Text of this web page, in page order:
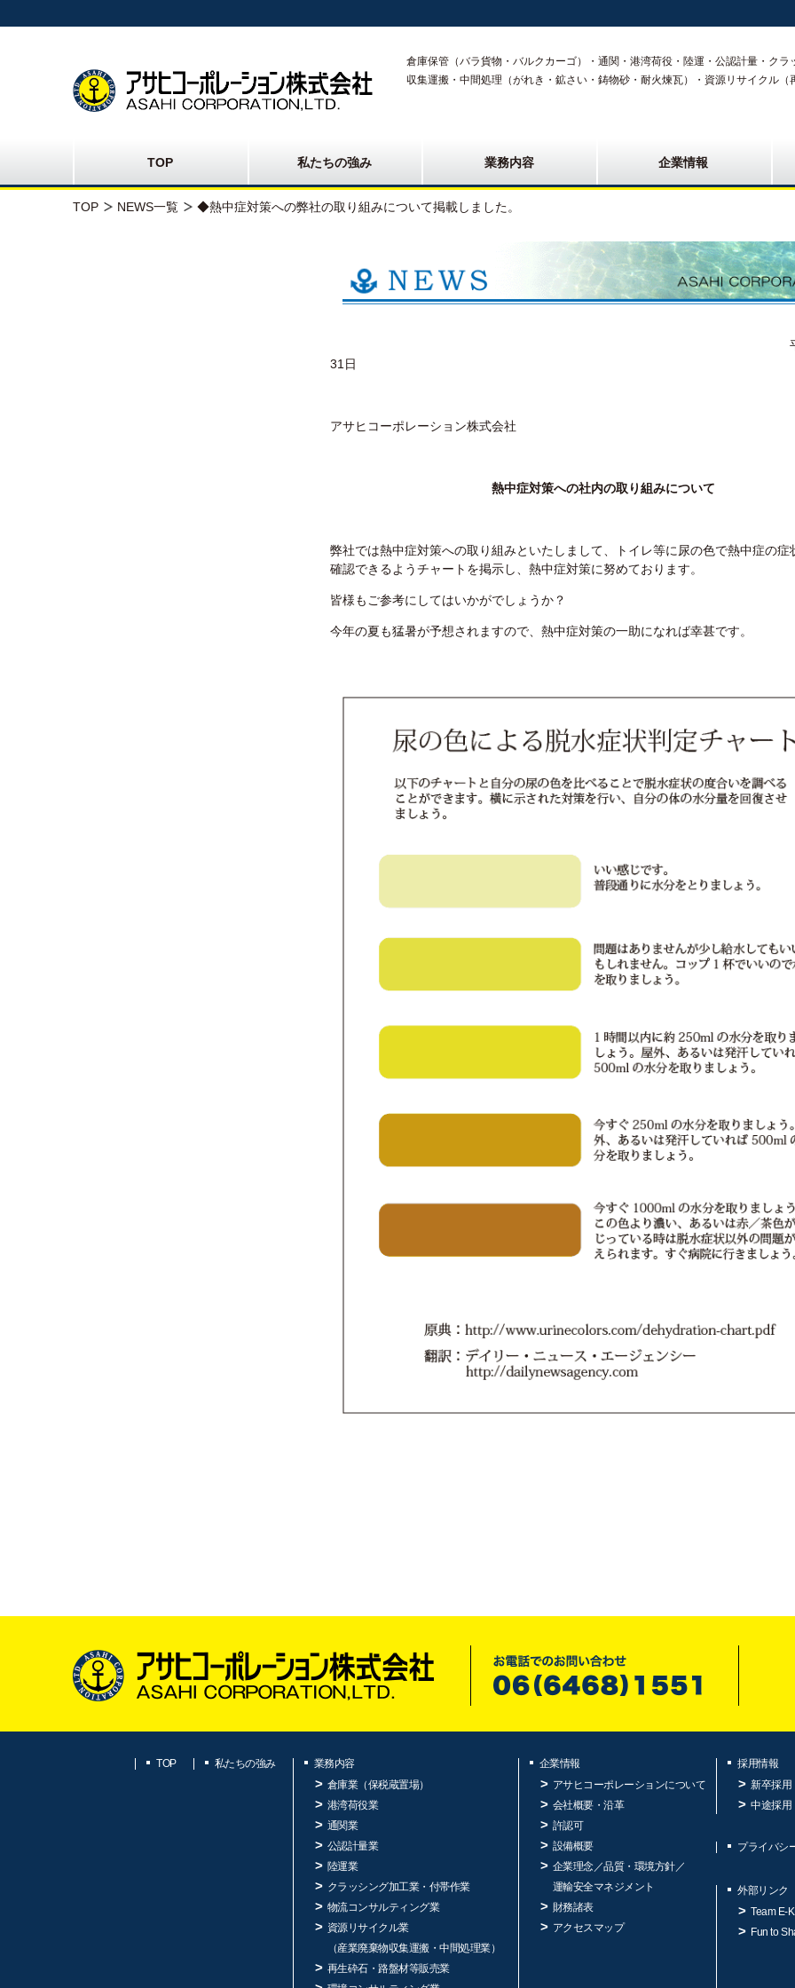
倉庫保管（バラ貨物・バルクカーゴ）・通関・港湾荷役・陸運・公認計量・クラ
収集運搬・中間処理（がれき・鉱さい・鋳物砂・耐火煉瓦）・資源リサイクル（
TOP 私たちの強み 業務内容 企業情報
TOP NEWS一覧 ◆熱中症対策への弊社の取り組みについて掲載しました。
平成29年5
31日
アサヒコーポレーション株式会社
熱中症対策への社内の取り組みについて
弊社では熱中症対策への取り組みといたしまして、トイレ等に尿の色で熱中症の症
確認できるようチャートを掲示し、熱中症対策に努めております。
皆様もご参考にしてはいかがでしょうか？
今年の夏も猛暑が予想されますので、熱中症対策の一助になれば幸甚です。
TOP 私たちの強み
業務内容
倉庫業（保税蔵置場）
港湾荷役業
通関業
公認計量業
陸運業
クラッシング加工業・付帯作業
物流コンサルティング業
資源リサイクル業
（産業廃棄物収集運搬・中間処理業）
再生砕石・路盤材等販売業
企業情報
アサヒコーポレーションについて
会社概要・沿革
許認可
設備概要
企業理念／品質・環境方針／
運輸安全マネジメント
財務諸表
アクセスマップ
採用情報
新卒採用
中途採用
プライバシ
外部リンク
Team E-
Fun to